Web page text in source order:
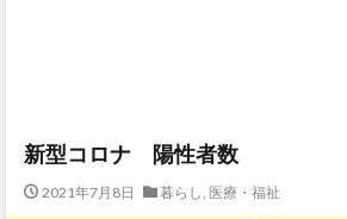
新型コロナ 陽性者数
2021年7月8日 暮らし, 医療・福祉